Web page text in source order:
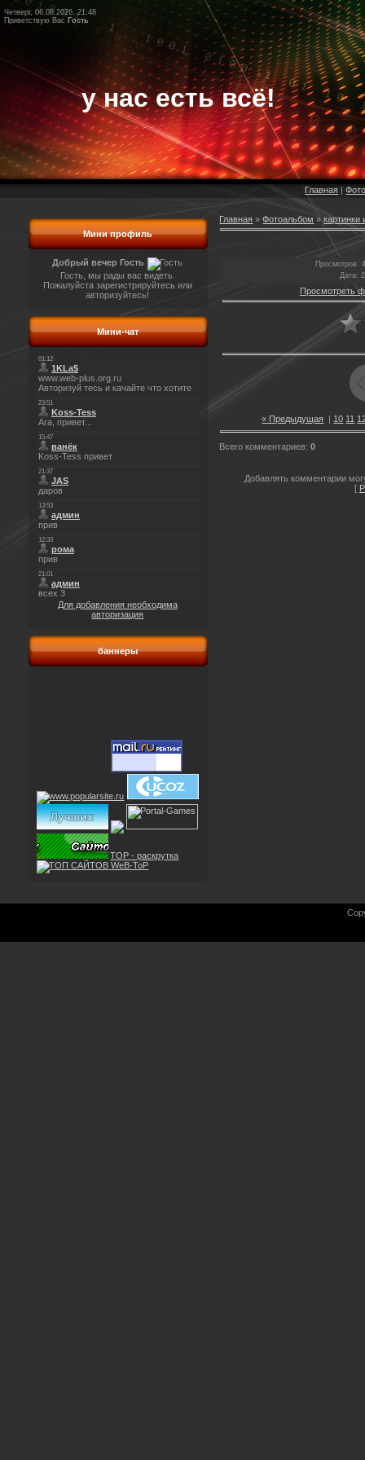
Четверг, 06.08.2026, 21:48
Приветствую Вас Гость
у нас есть всё!
Главная |
Мини профиль
Добрый вечер Гость
Гость, мы рады вас видеть.
Пожалуйста зарегистрируйтесь или
авторизуйтесь!
Мини-чат
Для добавления необходима
авторизация
баннеры
TOP - раскрутка
Главная »Фотоальбом »картинки
Просмотров:
Дата:
Просмотреть
« Предыдущая | 10 11
Всего комментариев:0
Добавлять комментарии
[